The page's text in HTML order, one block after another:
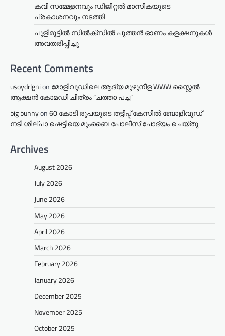
കവി സമ്മേളനവും ഡിജിറ്റൽ മാസികയുടെ
പ്രകാശനവും നടത്തി
പുളിമൂട്ടിൽ സിൽക്‌സിൽ പുത്തൻ ഓണം കളക്ഷനുകൾ
അവതരിപ്പിച്ചു
Recent Comments
usoydrlgnion മോളിവുഡിലെ ആദ്യ മുഴുനീള WWW സ്റ്റൈൽ
ആക്ഷൻ കോമഡി ചിത്രം “ചത്താ പച്ച”
big bunnyon60 കോടി രൂപയുടെ തട്ടിപ്പ് കേസിൽ ബോളിവുഡ്
നടി ശില്പാ ഷെട്ടിയെ മുംബൈ പോലീസ് ചോദ്യം ചെയ്തു
Archives
August 2026
July 2026
June 2026
May 2026
April 2026
March 2026
February 2026
January 2026
December 2025
November 2025
October 2025